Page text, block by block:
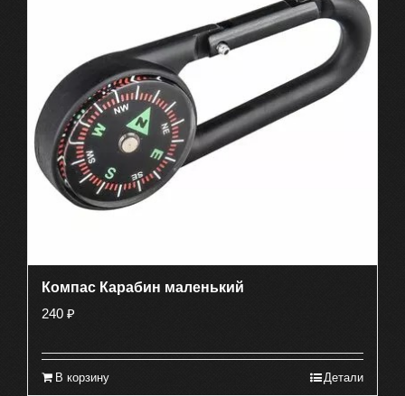
Компас Карабин маленький
240 ₽
В корзину Детали